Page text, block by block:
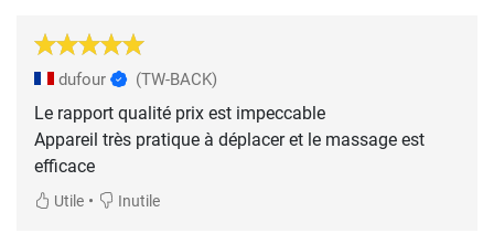
dufour (TW-BACK)
Le rapport qualité prix est impeccable
Appareil très pratique à déplacer et le massage est
efficace
Utile • Inutile